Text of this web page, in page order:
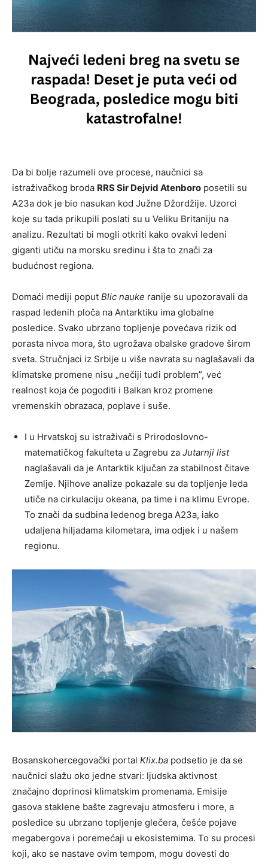
Da bi bolje razumeli ove procese, naučnici sa
istraživačkog broda RRS Sir Dejvid Atenboro posetili su
A23a dok je bio nasukan kod Južne Džordžije. Uzorci
koje su tada prikupili poslati su u Veliku Britaniju na
analizu. Rezultati bi mogli otkriti kako ovakvi ledeni
giganti utiču na morsku sredinu i šta to znači za
budućnost regiona.
Domaći mediji poput Blic nauke ranije su upozoravali da
raspad ledenih ploča na Antarktiku ima globalne
posledice. Svako ubrzano topljenje povećava rizik od
porasta nivoa mora, što ugrožava obalske gradove širom
sveta. Stručnjaci iz Srbije u više navrata su naglašavali da
klimatske promene nisu „nečiji tuđi problem”, već
realnost koja će pogoditi i Balkan kroz promene
vremenskih obrazaca, poplave i suše.
I u Hrvatskoj su istraživači s Prirodoslovno-
matematičkog fakulteta u Zagrebu za Jutarnji list
naglašavali da je Antarktik ključan za stabilnost čitave
Zemlje. Njihove analize pokazale su da topljenje leda
utiče na cirkulaciju okeana, pa time i na klimu Evrope.
To znači da sudbina ledenog brega A23a, iako
udaljena hiljadama kilometara, ima odjek i u našem
regionu.
Bosanskohercegovački portal Klix.ba podsetio je da se
naučnici slažu oko jedne stvari: ljudska aktivnost
značajno doprinosi klimatskim promenama. Emisije
gasova staklene bašte zagrevaju atmosferu i more, a
posledice su ubrzano topljenje glečera, češće pojave
megabergova i poremećaji u ekosistemima. To su procesi
koji, ako se nastave ovim tempom, mogu dovesti do